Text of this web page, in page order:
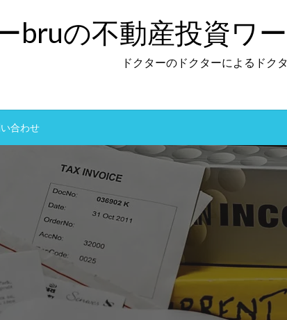
bruの不動産投資ワ
ドクターのドクターによるドク
合わせ